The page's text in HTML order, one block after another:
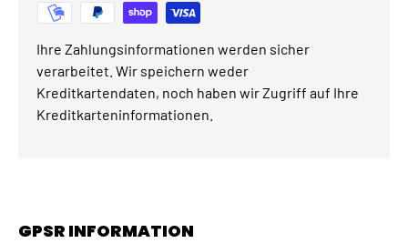
Ihre Zahlungsinformationen werden sicher
verarbeitet. Wir speichern weder
Kreditkartendaten, noch haben wir Zugriff auf Ihre
Kreditkarteninformationen.
GPSR INFORMATION